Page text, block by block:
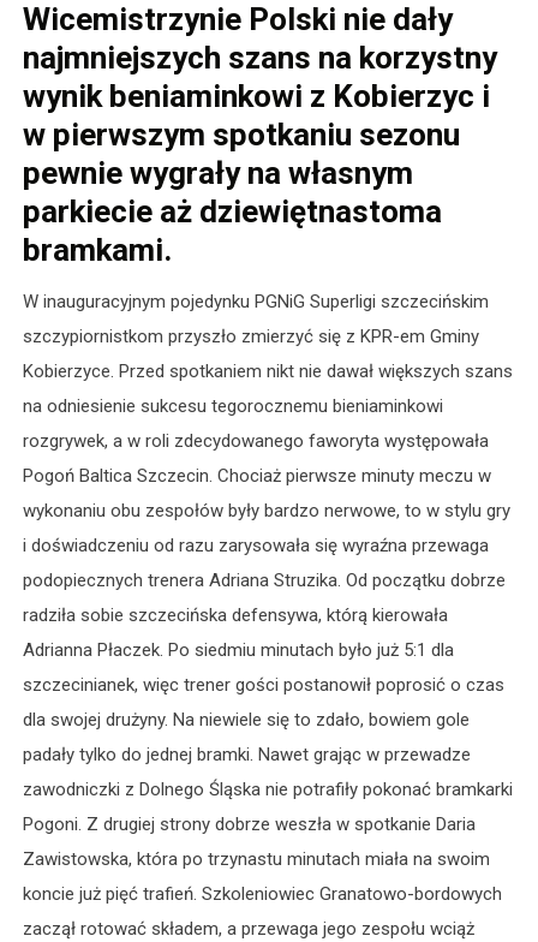
Wicemistrzynie Polski nie dały
najmniejszych szans na korzystny
wynik beniaminkowi z Kobierzyc i
w pierwszym spotkaniu sezonu
pewnie wygrały na własnym
parkiecie aż dziewiętnastoma
bramkami.
W inauguracyjnym pojedynku PGNiG Superligi szczecińskim
szczypiornistkom przyszło zmierzyć się z KPR-em Gminy
Kobierzyce. Przed spotkaniem nikt nie dawał większych szans
na odniesienie sukcesu tegorocznemu bieniaminkowi
rozgrywek, a w roli zdecydowanego faworyta występowała
Pogoń Baltica Szczecin. Chociaż pierwsze minuty meczu w
wykonaniu obu zespołów były bardzo nerwowe, to w stylu gry
i doświadczeniu od razu zarysowała się wyraźna przewaga
podopiecznych trenera Adriana Struzika. Od początku dobrze
radziła sobie szczecińska defensywa, którą kierowała
Adrianna Płaczek. Po siedmiu minutach było już 5:1 dla
szczecinianek, więc trener gości postanowił poprosić o czas
dla swojej drużyny. Na niewiele się to zdało, bowiem gole
padały tylko do jednej bramki. Nawet grając w przewadze
zawodniczki z Dolnego Śląska nie potrafiły pokonać bramkarki
Pogoni. Z drugiej strony dobrze weszła w spotkanie Daria
Zawistowska, która po trzynastu minutach miała na swoim
koncie już pięć trafień. Szkoleniowiec Granatowo-bordowych
zaczął rotować składem, a przewaga jego zespołu wciąż